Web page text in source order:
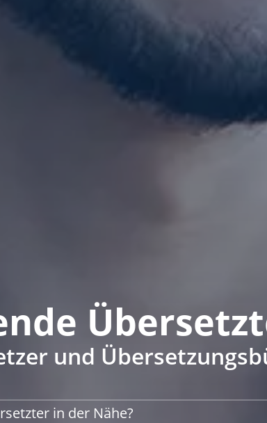
und
in der Nähe?